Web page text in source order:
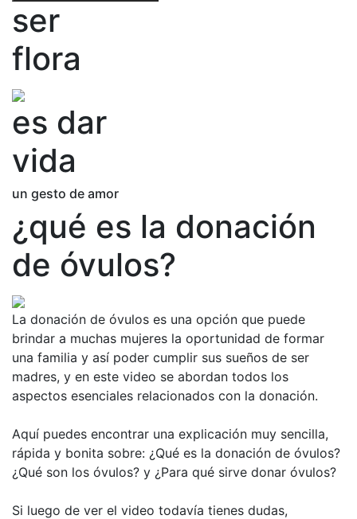
ser
flora
es dar
vida
un gesto de amor
¿qué es la donación
de óvulos?
La donación de óvulos es una opción que puede
brindar a muchas mujeres la oportunidad de formar
una familia y así poder cumplir sus sueños de ser
madres, y en este video se abordan todos los
aspectos esenciales relacionados con la donación.
Aquí puedes encontrar una explicación muy sencilla,
rápida y bonita sobre: ¿Qué es la donación de óvulos?
¿Qué son los óvulos? y ¿Para qué sirve donar óvulos?
Si luego de ver el video todavía tienes dudas,